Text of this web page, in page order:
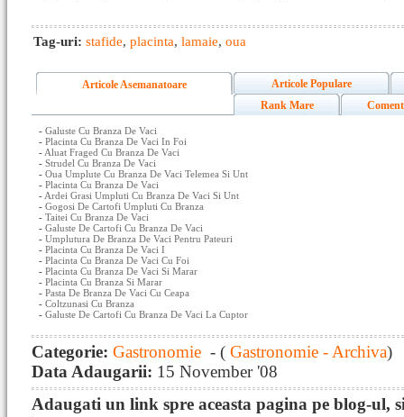
Tag-uri: stafide, placinta, lamaie, oua
Articole Asemanatoare
Articole Populare
Rank Mare
- Galuste Cu Branza De Vaci
- Placinta Cu Branza De Vaci In Foi
- Aluat Fraged Cu Branza De Vaci
- Strudel Cu Branza De Vaci
- Oua Umplute Cu Branza De Vaci Telemea Si Unt
- Placinta Cu Branza De Vaci
- Ardei Grasi Umpluti Cu Branza De Vaci Si Unt
- Gogosi De Cartofi Umpluti Cu Branza
- Taitei Cu Branza De Vaci
- Galuste De Cartofi Cu Branza De Vaci
- Umplutura De Branza De Vaci Pentru Pateuri
- Placinta Cu Branza De Vaci I
- Placinta Cu Branza De Vaci Cu Foi
- Placinta Cu Branza De Vaci Si Marar
- Placinta Cu Branza Si Marar
- Pasta De Branza De Vaci Cu Ceapa
- Coltzunasi Cu Branza
- Galuste De Cartofi Cu Branza De Vaci La Cuptor
Categorie: Gastronomie - ( Gastronomie - Archiva)
Data Adaugarii: 15 November '08
Adaugati un link spre aceasta pagina pe blog-ul,